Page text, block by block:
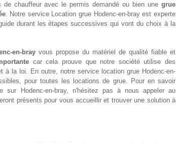
chauffeur avec le permis demandé ou bien une grue
. Notre service Location grue Hodenc-en-bray est experte
durant les étapes successives qui vont du choix à la
en-bray vous propose du matériel de qualité fiable et
car cela prouve que notre société utilise des
à la loi. En outre, notre service location grue Hodenc-en-
pour toutes les locations de grue. Pour en savoir
sur Hodenc-en-bray, n'hésitez pas à nous appeler au
présents pour vous accueillir et trouver une solution à